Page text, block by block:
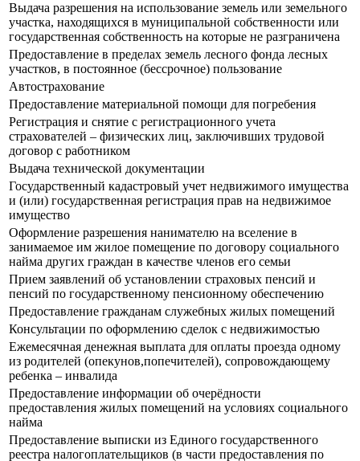
Выдача разрешения на использование земель или земельного
участка, находящихся в муниципальной собственности или
государственная собственность на которые не разграничена
Предоставление в пределах земель лесного фонда лесных
участков, в постоянное (бессрочное) пользование
Автострахование
Предоставление материальной помощи для погребения
Регистрация и снятие с регистрационного учета
страхователей – физических лиц, заключивших трудовой
договор с работником
Выдача технической документации
Государственный кадастровый учет недвижимого имущества
и (или) государственная регистрация прав на недвижимое
имущество
Оформление разрешения нанимателю на вселение в
занимаемое им жилое помещение по договору социального
найма других граждан в качестве членов его семьи
Прием заявлений об установлении страховых пенсий и
пенсий по государственному пенсионному обеспечению
Предоставление гражданам служебных жилых помещений
Консультации по оформлению сделок с недвижимостью
Ежемесячная денежная выплата для оплаты проезда одному
из родителей (опекунов,попечителей), сопровождающему
ребенка – инвалида
Предоставление информации об очерёдности
предоставления жилых помещений на условиях социального
найма
Предоставление выписки из Единого государственного
реестра налогоплательщиков (в части предоставления по